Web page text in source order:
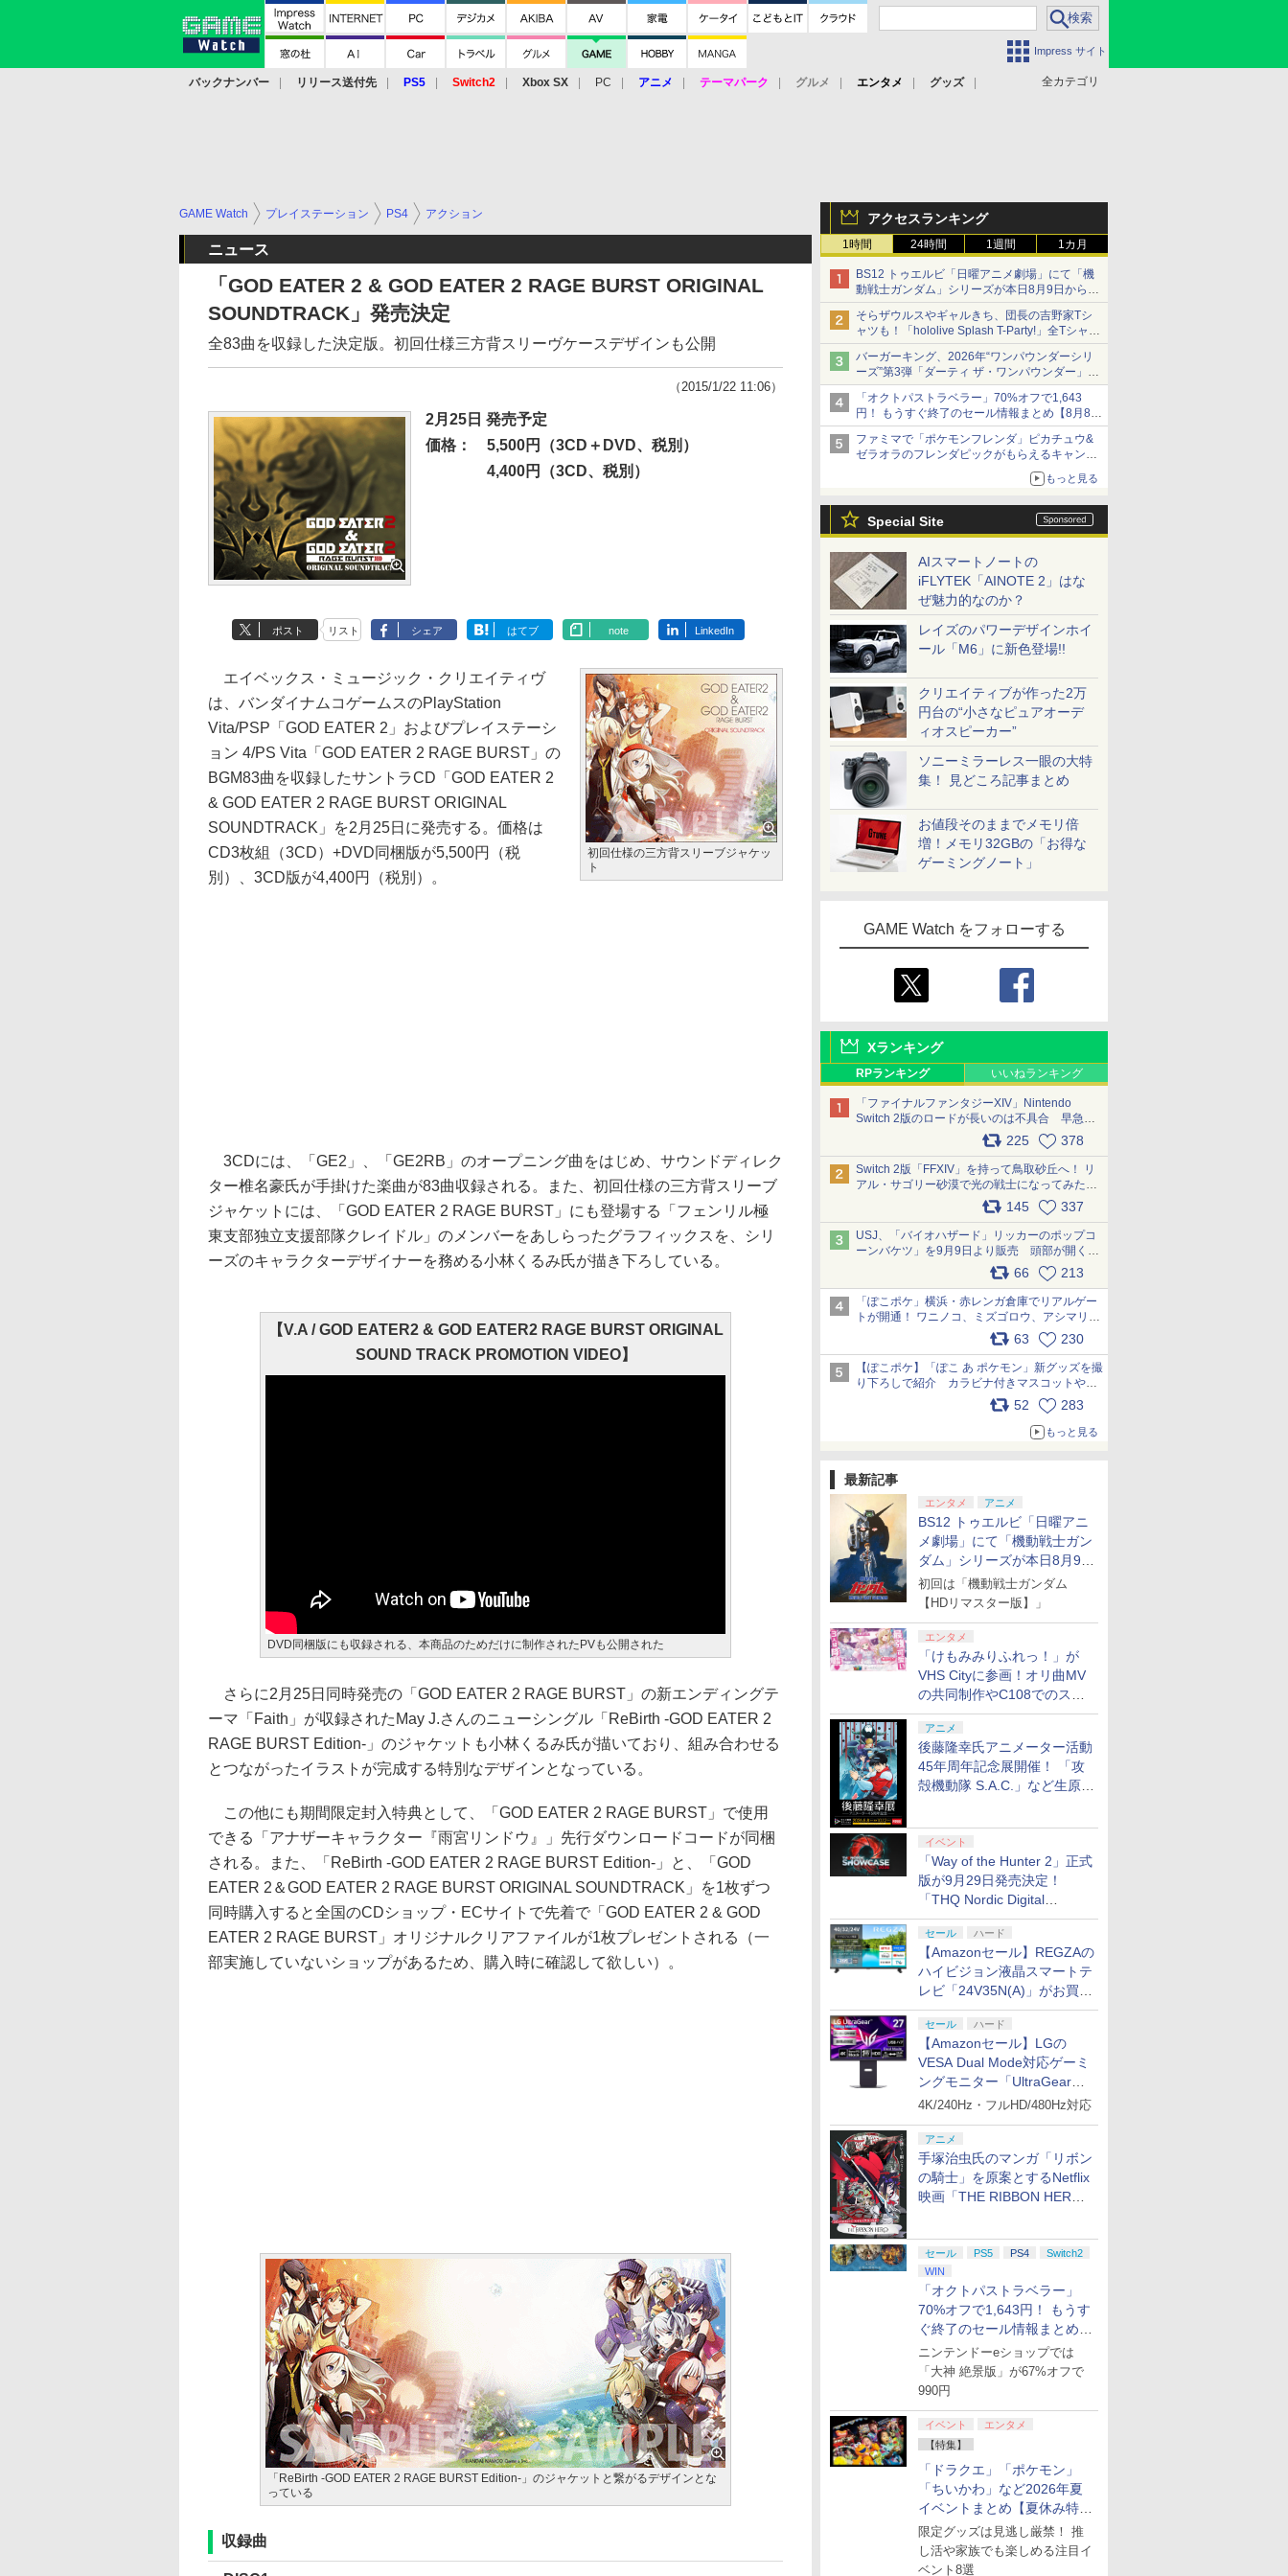
Impress サイト
全カテゴリ
バックナンバー リリース送付先 PS5 Switch2 Xbox SX PC アニメ テーマパーク グルメ エンタメ
グッズ
アクセスランキング
1時間 24時間 1週間 1カ月
BS12 トゥエルビ「日曜アニメ劇場」にて「機
動戦士ガンダム」シリーズが本日8月9日から8
週連続で放送
初回は「機動戦士ガンダム【HDリマスター
版】」
そらザウルスやギャルきち、団長の吉野家Tシ
ャツも！「hololive Splash T-Party!」全Tシャツ
ラインナップ公開＆オンライン販売開始
バーガーキング、2026年“ワンパウンダーシリ
ーズ”第3弾「ダーティ ザ・ワンパウンダー」を
8月7日発売
「特製ガーリックマヨソース」を使用した超大
型チーズバーガー
「オクトパストラベラー」70%オフで1,643
円！ もうすぐ終了のセール情報まとめ【8月8日
更新】
ニンテンドーeショップでは「大神 絶景版」が
67%オフで990円
ファミマで「ポケモンフレンダ」ピカチュウ&
ゼラオラのフレンダピックがもらえるキャンペ
もっと見る
Special Site
AIスマートノートの
iFLYTEK「AINOTE 2」はな
ぜ魅力的なのか？
レイズのパワーデザインホイ
ール「M6」に新色登場!!
クリエイティブが作った2万
円台の“小さなピュアオーデ
ィオスピーカー”
ソニーミラーレス一眼の大特
集！ 見どころ記事まとめ
お値段そのままでメモリ倍
増！メモリ32GBの「お得な
ゲーミングノート」
GAME Watch をフォローする
Xランキング
RPランキング いいねランキング
「ファイナルファンタジーXIV」Nintendo
Switch 2版のロードが長いのは不具合 早急に
アップデートできるよう対応中225 378
Switch 2版「FFXIV」を持って鳥取砂丘へ！ リ
アル・サゴリー砂漠で光の戦士になってみた
145 337
USJ、「バイオハザード」リッカーのポップコ
ーンバケツ」を9月9日より販売 頭部が開く仕
組み。味は恐怖を堪のう「味噌フレーバー」
66 213
「ぽこポケ」横浜・赤レンガ倉庫でリアルゲー
トが開通！ ワニノコ、ミズゴロウ、アシマリ登
場シーンをレポート pic.x.com/LDgEByVl6D
63 230
【ぽこポケ】「ぽこ あ ポケモン」新グッズを撮
り下ろしで紹介 カラビナ付きマスコットやス
52 283
もっと見る
最新記事
エンタメ アニメ
BS12 トゥエルビ「日曜アニ
メ劇場」にて「機動戦士ガン
ダム」シリーズが本日8月9日
から8週連続で放送
初回は「機動戦士ガンダム
【HDリマスター版】」
エンタメ
「けもみみりふれっ！」が
VHS Cityに参画！オリ曲MV
の共同制作やC108でのスペ
シャルコラボ広告を掲出
アニメ
後藤隆幸氏アニメーター活動
45年周年記念展開催！ 「攻
殻機動隊 S.A.C.」など生原
イベント
「Way of the Hunter 2」正式
版が9月29日発売決定！
「THQ Nordic Digital
Showcase 2026」まとめ
セール ハード
【Amazonセール】REGZAの
ハイビジョン液晶スマートテ
レビ「24V35N(A)」がお買い
得！
セール ハード
【Amazonセール】LGの
VESA Dual Mode対応ゲーミ
ングモニター「UltraGear
27G850A-B」がお買い得！
4K/240Hz・フルHD/480Hz対応
アニメ
手塚治虫氏のマンガ「リボン
の騎士」を原案とするNetflix
映画「THE RIBBON HERO
セール PS5 PS4
Switch2
WIN
「オクトパストラベラー」
70%オフで1,643円！ もうす
ぐ終了のセール情報まとめ
【8月8日更新】
ニンテンドーeショップでは
「大神 絶景版」が67%オフで
990円
イベント
エンタメ
【特集】
「ドラクエ」「ポケモン」
「ちいかわ」など2026年夏
イベントまとめ【夏休み特
集】
限定グッズは見逃し厳禁！ 推
し活や家族でも楽しめる注目イ
ベント8選
GAME Watch プレイステーション PS4 アクション
ニュース
「GOD EATER 2 & GOD EATER 2 RAGE BURST ORIGINAL
SOUNDTRACK」発売決定
全83曲を収録した決定版。初回仕様三方背スリーヴケースデザインも公開
（2015/1/22 11:06）
2月25日 発売予定
価格：
5,500円（3CD＋DVD、税別）
4,400円（3CD、税別）
ポスト リスト シェア はてブ note LinkedIn
初回仕様の三方背スリーブジャケッ
ト
エイベックス・ミュージック・クリエイティヴ
は、バンダイナムコゲームスのPlayStation
Vita/PSP「GOD EATER 2」およびプレイステーシ
ョン 4/PS Vita「GOD EATER 2 RAGE BURST」の
BGM83曲を収録したサントラCD「GOD EATER 2
& GOD EATER 2 RAGE BURST ORIGINAL
SOUNDTRACK」を2月25日に発売する。価格は
CD3枚組（3CD）+DVD同梱版が5,500円（税
別）、3CD版が4,400円（税別）。
3CDには、「GE2」、「GE2RB」のオープニング曲をはじめ、サウンドディレク
ター椎名豪氏が手掛けた楽曲が83曲収録される。また、初回仕様の三方背スリーブ
ジャケットには、「GOD EATER 2 RAGE BURST」にも登場する「フェンリル極
東支部独立支援部隊クレイドル」のメンバーをあしらったグラフィックスを、シリ
ーズのキャラクターデザイナーを務める小林くるみ氏が描き下ろしている。
【V.A / GOD EATER2 & GOD EATER2 RAGE BURST ORIGINAL
SOUND TRACK PROMOTION VIDEO】
DVD同梱版にも収録される、本商品のためだけに制作されたPVも公開された
さらに2月25日同時発売の「GOD EATER 2 RAGE BURST」の新エンディングテ
ーマ「Faith」が収録されたMay J.さんのニューシングル「ReBirth -GOD EATER 2
RAGE BURST Edition-」のジャケットも小林くるみ氏が描いており、組み合わせる
とつながったイラストが完成する特別なデザインとなっている。
この他にも期間限定封入特典として、「GOD EATER 2 RAGE BURST」で使用
できる「アナザーキャラクター『雨宮リンドウ』」先行ダウンロードコードが同梱
される。また、「ReBirth -GOD EATER 2 RAGE BURST Edition-」と、「GOD
EATER 2＆GOD EATER 2 RAGE BURST ORIGINAL SOUNDTRACK」を1枚ずつ
同時購入すると全国のCDショップ・ECサイトで先着で「GOD EATER 2 & GOD
EATER 2 RAGE BURST」オリジナルクリアファイルが1枚プレゼントされる（一
部実施していないショップがあるため、購入時に確認して欲しい）。
「ReBirth -GOD EATER 2 RAGE BURST Edition-」のジャケットと繋がるデザインとな
っている
収録曲